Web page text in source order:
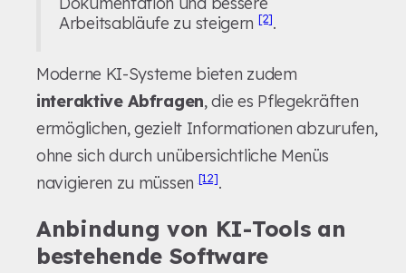
Arbeitsabläufe zu steigern [2].
Moderne KI-Systeme bieten zudem
interaktive Abfragen, die es Pflegekräften
ermöglichen, gezielt Informationen abzurufen,
ohne sich durch unübersichtliche Menüs
navigieren zu müssen[12].
Anbindung von KI-Tools an
bestehende Software